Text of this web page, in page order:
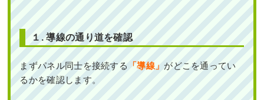
１. 導線の通り道を確認
まずパネル同士を接続する 「導線」 がどこを通ってい
るかを確認します。